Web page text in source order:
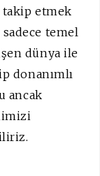
etmek
temel
dünya ile
donanımlı
ancak